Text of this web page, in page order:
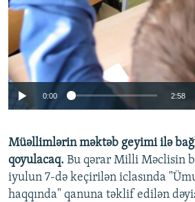
0:00 2:58
Müəllimlərin məktəb geyimi ilə
qoyulacaq. Bu qərar Milli Məclisin
iyulun 7-də keçirilən iclasında
haqqında" qanuna təklif edilən